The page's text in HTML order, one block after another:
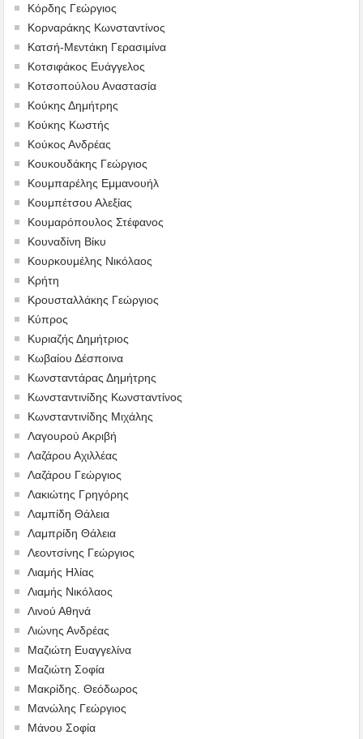
Κόρδης Γεώργιος
Κορναράκης Κωνσταντίνος
Κατσή-Μεντάκη Γερασιμίνα
Κοτσιφάκος Ευάγγελος
Κοτσοπούλου Αναστασία
Κούκης Δημήτρης
Κούκης Κωστής
Κούκος Ανδρέας
Κουκουδάκης Γεώργιος
Κουμπαρέλης Εμμανουήλ
Κουμπέτσου Αλεξίας
Κουμαρόπουλος Στέφανος
Κουναδίνη Βίκυ
Κουρκουμέλης Νικόλαος
Κρήτη
Κρουσταλλάκης Γεώργιος
Κύπρος
Κυριαζής Δημήτριος
Κωβαίου Δέσποινα
Κωνσταντάρας Δημήτρης
Κωνσταντινίδης Κωνσταντίνος
Κωνσταντινίδης Μιχάλης
Λαγουρού Ακριβή
Λαζάρου Αχιλλέας
Λαζάρου Γεώργιος
Λακιώτης Γρηγόρης
Λαμπίδη Θάλεια
Λαμπρίδη Θάλεια
Λεοντσίνης Γεώργιος
Λιαμής Ηλίας
Λιαμής Νικόλαος
Λινού Αθηνά
Λιώνης Ανδρέας
Μαζιώτη Ευαγγελίνα
Μαζιώτη Σοφία
Μακρίδης. Θεόδωρος
Μανώλης Γεώργιος
Μάνου Σοφία